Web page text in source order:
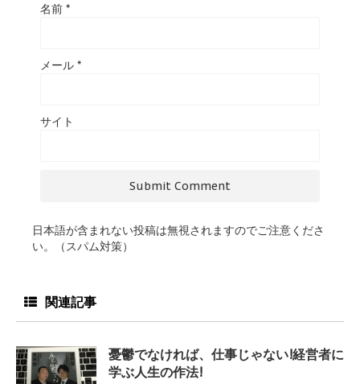
名前 *
メール *
サイト
日本語が含まれない投稿は無視されますのでご注意くださ
い。（スパム対策）
関連記事
憂鬱でなければ、仕事じゃない!経営者に
学ぶ人生の作法!